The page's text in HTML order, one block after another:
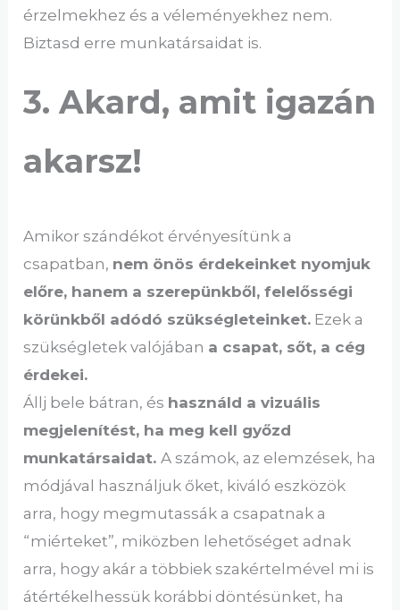
érzelmekhez és a véleményekhez nem.
Biztasd erre munkatársaidat is.
3. Akard, amit igazán
akarsz!
Amikor szándékot érvényesítünk a
csapatban, nem önös érdekeinket nyomjuk
előre, hanem a szerepünkből, felelősségi
körünkből adódó szükségleteinket. Ezek a
szükségletek valójában a csapat, sőt, a cég
érdekei.
Állj bele bátran, és használd a vizuális
megjelenítést, ha meg kell győzd
munkatársaidat.A számok, az elemzések, ha
módjával használjuk őket, kiváló eszközök
arra, hogy megmutassák a csapatnak a
“miérteket”, miközben lehetőséget adnak
arra, hogy akár a többiek szakértelmével mi is
átértékelhessük korábbi döntésünket, ha